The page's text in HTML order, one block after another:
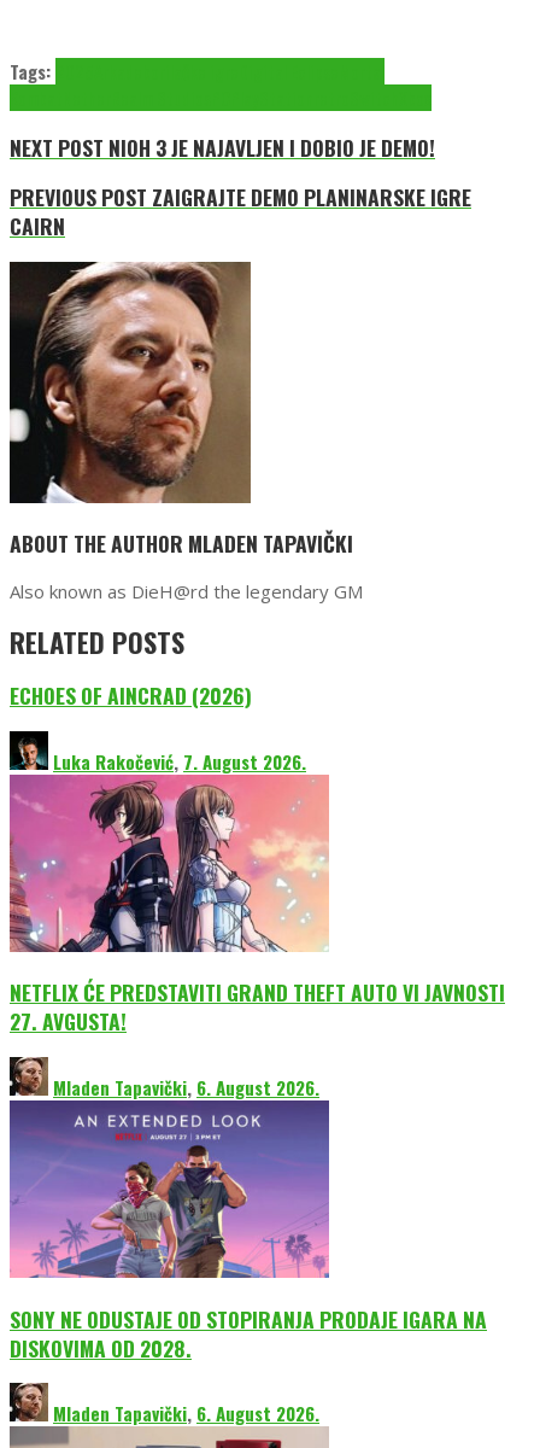
Tags:
NEXT POST NIOH 3 JE NAJAVLJEN I DOBIO JE DEMO!
PREVIOUS POST ZAIGRAJTE DEMO PLANINARSKE IGRE
CAIRN
ABOUT THE AUTHOR MLADEN TAPAVIČKI
Also known as DieH@rd the legendary GM
RELATED POSTS
ECHOES OF AINCRAD (2026)
Luka Rakočević, 7. August 2026.
NETFLIX ĆE PREDSTAVITI GRAND THEFT AUTO VI JAVNOSTI
27. AVGUSTA!
Mladen Tapavički, 6. August 2026.
SONY NE ODUSTAJE OD STOPIRANJA PRODAJE IGARA NA
DISKOVIMA OD 2028.
Mladen Tapavički, 6. August 2026.